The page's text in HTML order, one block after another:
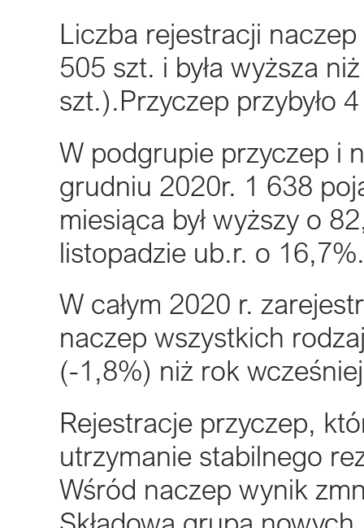
Liczba rejestracji
505 szt. i była wyższa
szt.).Przyczep przybyło
W podgrupie przyczep i
grudniu 2020r. 1 638
miesiąca był wyższy o
listopadzie ub.r. o 16,7%.
W całym 2020 r.
naczep wszystkich
(-1,8%) niż rok
Rejestracje przyczep,
utrzymanie stabilnego
Wśród naczep wynik